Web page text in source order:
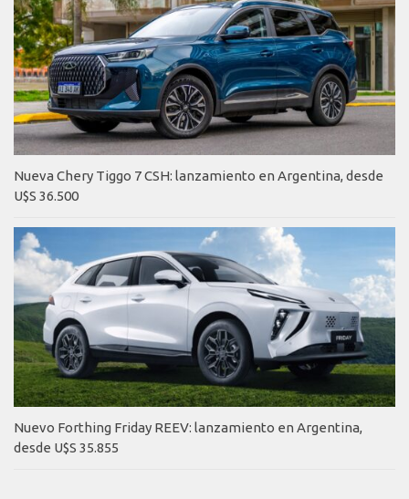
Nueva Chery Tiggo 7 CSH: lanzamiento en Argentina, desde
U$S 36.500
Nuevo Forthing Friday REEV: lanzamiento en Argentina,
desde U$S 35.855